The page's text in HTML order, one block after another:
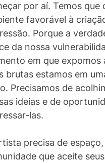
por aí. Temos que
favorável à
Porque a
da nossa
em que expomos
brutas estamos em
Precisamos de
ideias e de
las.
precisa de espaço,
que aceite